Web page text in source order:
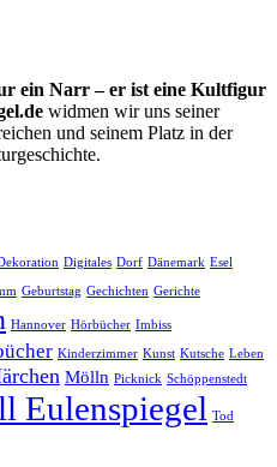
ein Narr – er ist eine Kultfigur
widmen wir uns seiner
und seinem Platz in der
Digitales Dorf Dänemark Esel
Geburtstag Gechichten Gerichte
Hannover Hörbücher Imbiss
Kinderzimmer Kunst Kutsche Leben
Mölln Picknick Schöppenstedt
Eulenspiegel Tod